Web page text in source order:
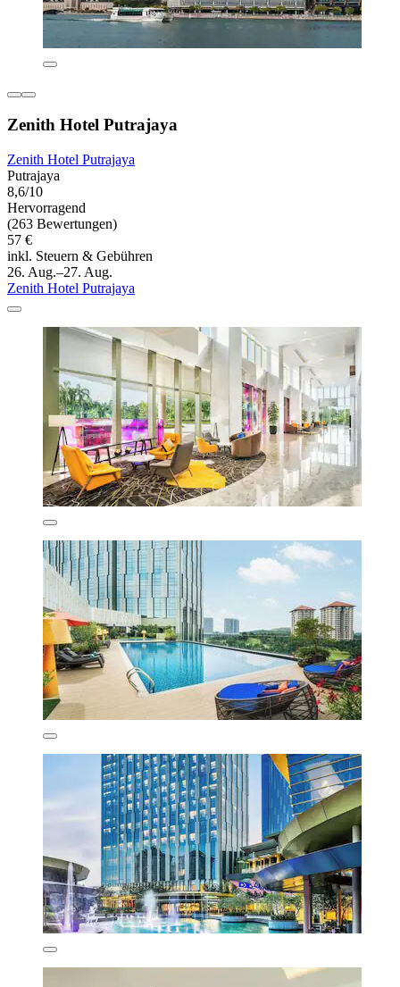
Zenith Hotel Putrajaya
Zenith Hotel Putrajaya
Putrajaya
8,6/10
Hervorragend
(263 Bewertungen)
57 €
inkl. Steuern & Gebühren
26. Aug.–27. Aug.
Zenith Hotel Putrajaya